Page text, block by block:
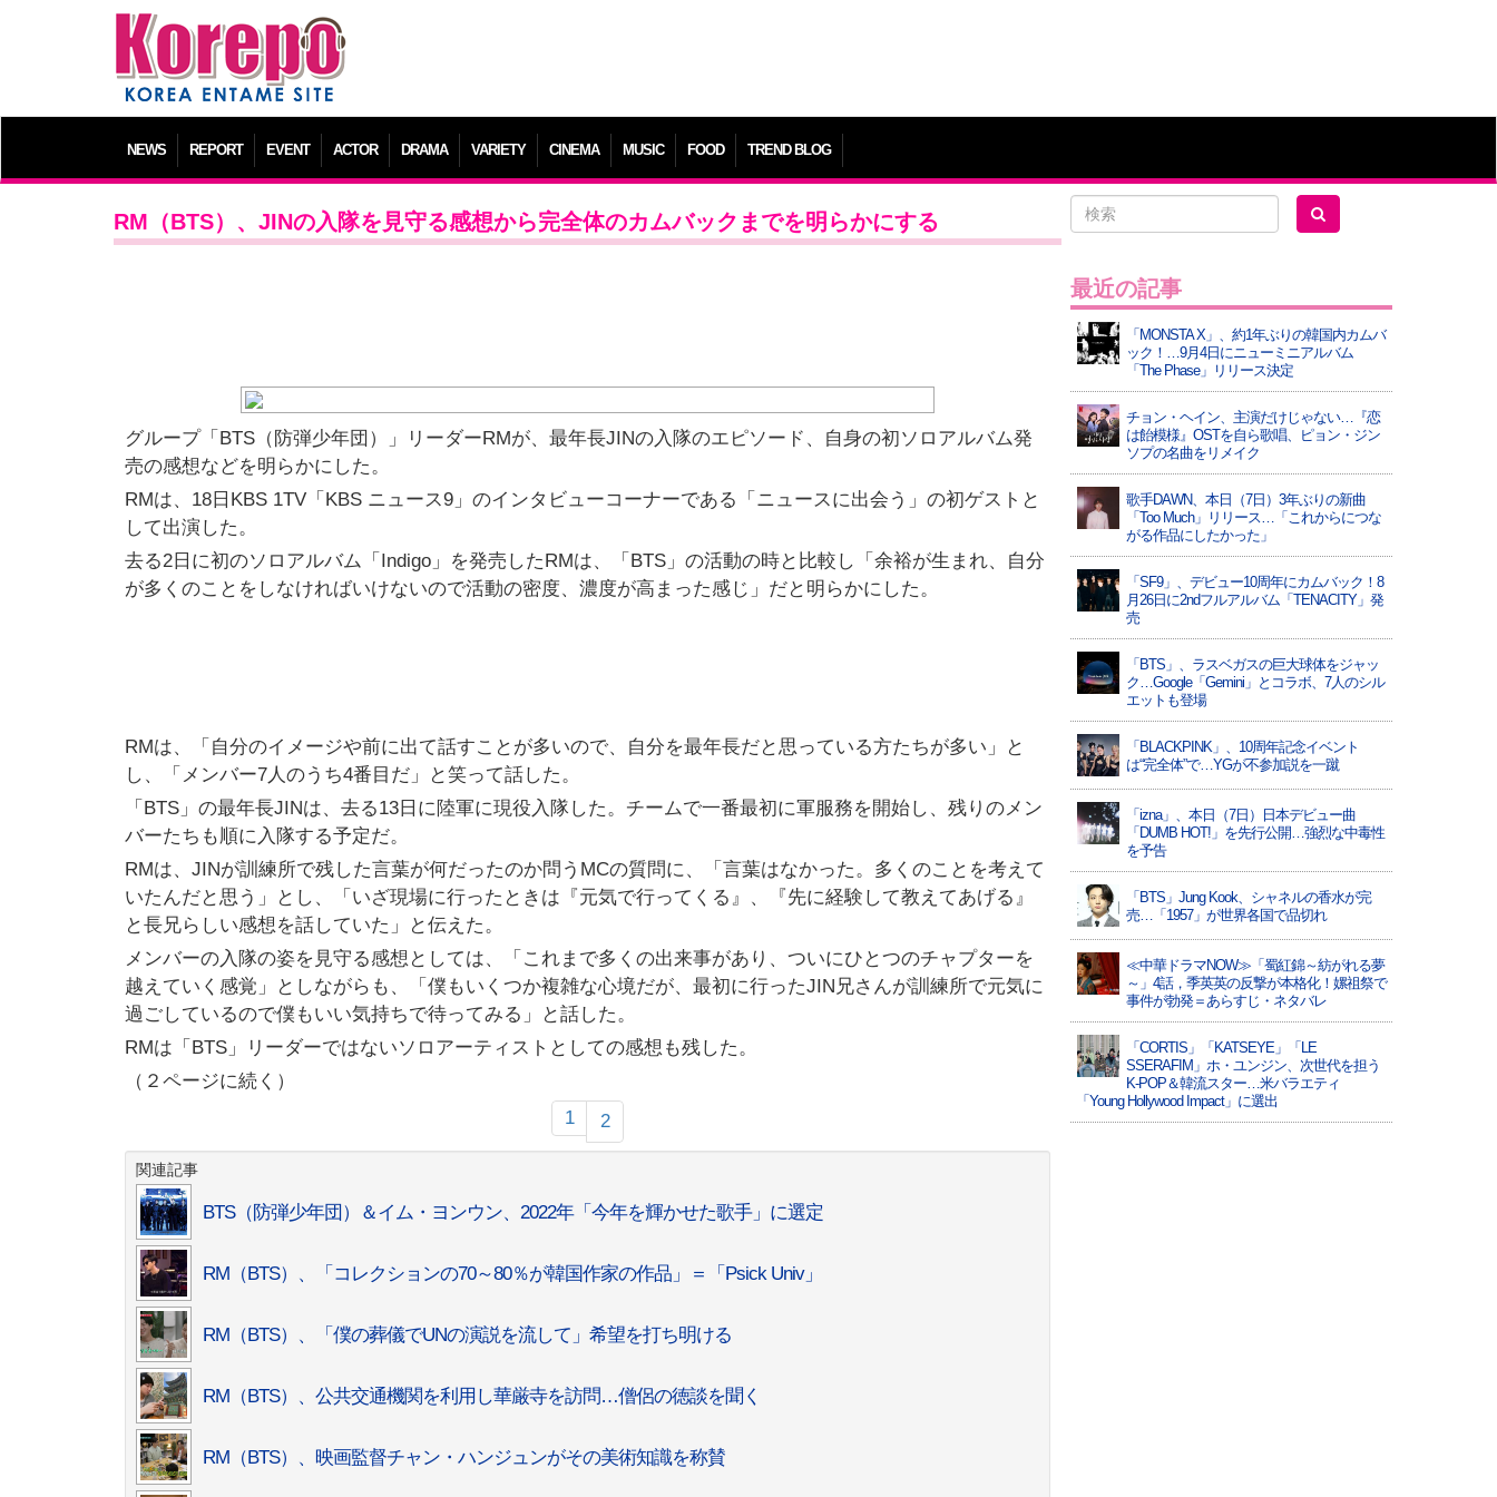
NEWS REPORT EVENT ACTOR DRAMA VARIETY CINEMA MUSIC FOOD TREND BLOG
RM（BTS）、JINの入隊を見守る感想から完全体のカムバックまでを明らかにする
グループ「BTS（防弾少年団）」リーダーRMが、最年長JINの入隊のエピソード、自身の初ソロアルバム発
売の感想などを明らかにした。
RMは、18日KBS 1TV「KBS ニュース9」のインタビューコーナーである「ニュースに出会う」の初ゲストと
して出演した。
去る2日に初のソロアルバム「Indigo」を発売したRMは、「BTS」の活動の時と比較し「余裕が生まれ、自分
が多くのことをしなければいけないので活動の密度、濃度が高まった感じ」だと明らかにした。
RMは、「自分のイメージや前に出て話すことが多いので、自分を最年長だと思っている方たちが多い」と
し、「メンバー7人のうち4番目だ」と笑って話した。
「BTS」の最年長JINは、去る13日に陸軍に現役入隊した。チームで一番最初に軍服務を開始し、残りのメン
バーたちも順に入隊する予定だ。
RMは、JINが訓練所で残した言葉が何だったのか問うMCの質問に、「言葉はなかった。多くのことを考えて
いたんだと思う」とし、「いざ現場に行ったときは『元気で行ってくる』、『先に経験して教えてあげる』
と長兄らしい感想を話していた」と伝えた。
メンバーの入隊の姿を見守る感想としては、「これまで多くの出来事があり、ついにひとつのチャプターを
越えていく感覚」としながらも、「僕もいくつか複雑な心境だが、最初に行ったJIN兄さんが訓練所で元気に
過ごしているので僕もいい気持ちで待ってみる」と話した。
RMは「BTS」リーダーではないソロアーティストとしての感想も残した。
（２ページに続く）
1
2
関連記事
BTS（防弾少年団）＆イム・ヨンウン、2022年「今年を輝かせた歌手」に選定
RM（BTS）、「コレクションの70～80％が韓国作家の作品」＝「Psick Univ」
RM（BTS）、「僕の葬儀でUNの演説を流して」希望を打ち明ける
RM（BTS）、公共交通機関を利用し華厳寺を訪問…僧侶の徳談を聞く
RM（BTS）、映画監督チャン・ハンジュンがその美術知識を称賛
最近の記事
「MONSTA X」、約1年ぶりの韓国内カムバ
ック！…9月4日にニューミニアルバム
「The Phase」リリース決定
チョン・ヘイン、主演だけじゃない…『恋
は飴模様』OSTを自ら歌唱、ピョン・ジン
ソプの名曲をリメイク
歌手DAWN、本日（7日）3年ぶりの新曲
「Too Much」リリース…「これからにつな
がる作品にしたかった」
「SF9」、デビュー10周年にカムバック！8
月26日に2ndフルアルバム「TENACITY」発
売
「BTS」、ラスベガスの巨大球体をジャッ
ク…Google「Gemini」とコラボ、7人のシル
エットも登場
「BLACKPINK」、10周年記念イベント
は“完全体”で…YGが不参加説を一蹴
「izna」、本日（7日）日本デビュー曲
「DUMB HOT!」を先行公開…強烈な中毒性
を予告
「BTS」Jung Kook、シャネルの香水が完
売…「1957」が世界各国で品切れ
≪中華ドラマNOW≫「蜀紅錦～紡がれる夢
～」4話，季英英の反撃が本格化！嫘祖祭で
事件が勃発＝あらすじ・ネタバレ
「CORTIS」「KATSEYE」「LE
SSERAFIM」ホ・ユンジン、次世代を担う
K-POP＆韓流スター…米バラエティ
「Young Hollywood Impact」に選出